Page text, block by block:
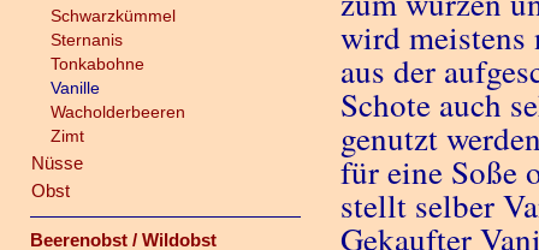
Schwarzkümmel
Sternanis
Tonkabohne
Vanille
Wacholderbeeren
Zimt
Nüsse
Obst
Beerenobst / Wildobst
wird meistens
aus der
Schote auch
genutzt
für eine Soße
stellt selber
Gekaufter